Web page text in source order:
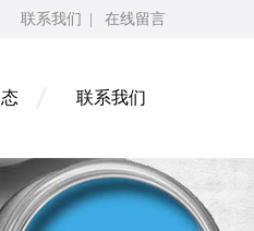
联系我们 在线留言
联系我们